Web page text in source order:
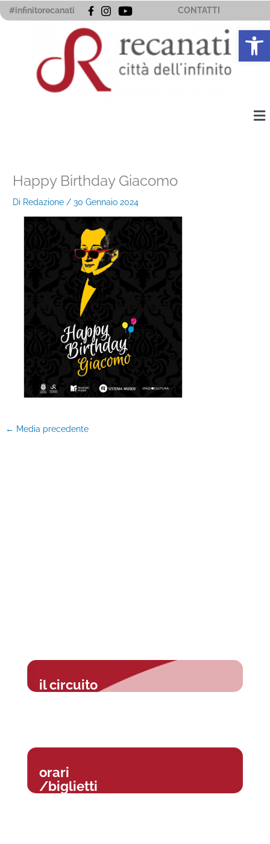
Vai
al
#infinitorecanati CONTATTI
Happy Birthday Giacomo
Di Redazione /30 Gennaio 2024
← Media precedente
il circuito
orari
/biglietti
Apri la